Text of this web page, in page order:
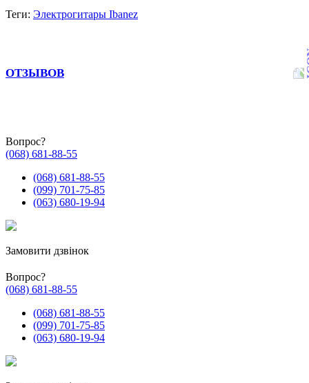
Теги: Электрогитары Ibanez
ОТЗЫВОВ
Вопрос?
(068) 681-88-55
(068) 681-88-55
(099) 701-75-85
(063) 680-19-94
Замовити дзвінок
Вопрос?
(068) 681-88-55
(068) 681-88-55
(099) 701-75-85
(063) 680-19-94